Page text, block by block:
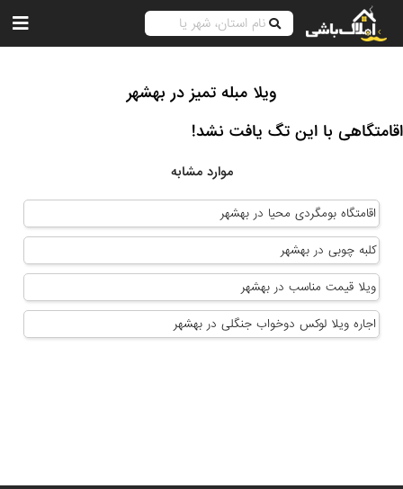
ویلا مبله تمیز در بهشهر
اقامتگاهی با این تگ یافت نشد!
موارد مشابه
اقامتگاه بومگردی محیا در بهشهر
کلبه چوبی در بهشهر
ویلا قیمت مناسب در بهشهر
اجاره ویلا لوکس دوخواب جنگلی در بهشهر